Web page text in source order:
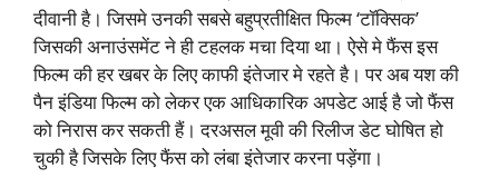
दीवानी है। जिसमे उनकी सबसे बहुप्रतीक्षित फिल्म ‘टॉक्सिक’
जिसकी अनाउंसमेंट ने ही टहलक मचा दिया था। ऐसे मे फैंस इस
फिल्म की हर खबर के लिए काफी इंतेजार मे रहते है। पर अब यश की
पैन इंडिया फिल्म को लेकर एक आधिकारिक अपडेट आई है जो फैंस
को निरास कर सकती हैं। दरअसल मूवी की रिलीज डेट घोषित हो
चुकी है जिसके लिए फैंस को लंबा इंतेजार करना पड़ेंगा।